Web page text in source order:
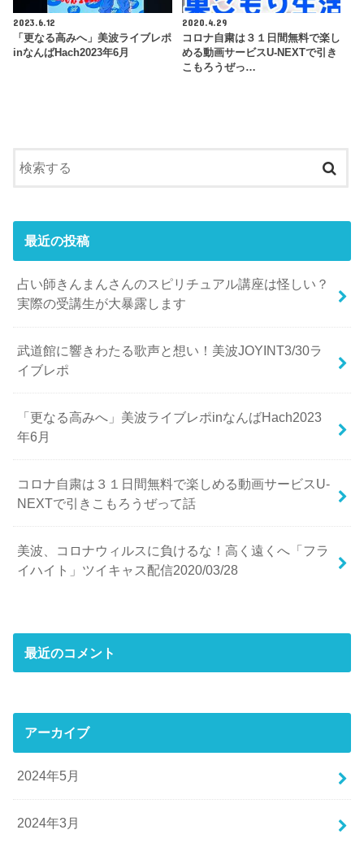
2023.6.12
「更なる高みへ」美波ライブレポ
inなんばHach2023年6月
2020.4.29
コロナ自粛は３１日間無料で楽し
める動画サービスU-NEXTで引き
こもろうぜっ…
最近の投稿
占い師きんまんさんのスピリチュアル講座は怪しい？
実際の受講生が大暴露します
武道館に響きわたる歌声と想い！美波JOYINT3/30ラ
イブレポ
「更なる高みへ」美波ライブレポinなんばHach2023
年6月
コロナ自粛は３１日間無料で楽しめる動画サービスU-
NEXTで引きこもろうぜって話
美波、コロナウィルスに負けるな！高く遠くへ「フラ
イハイト」ツイキャス配信2020/03/28
最近のコメント
アーカイブ
2024年5月
2024年3月